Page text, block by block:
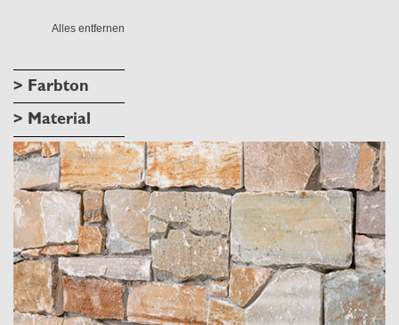
Alles entfernen
> Farbton
> Material